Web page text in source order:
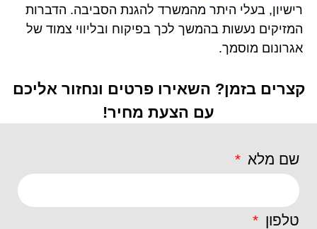
רישיון, בעלי היתר מהמשרד להגנת הסביבה. הדברות
המזיקים נעשות בהמשך לכך בפיקוח ובליווי צמוד של
אגרונום מוסמך.
קצרים בזמן? השאירו פרטים ונחזור אליכם
עם הצעת מחיר!
שם מלא
טלפון